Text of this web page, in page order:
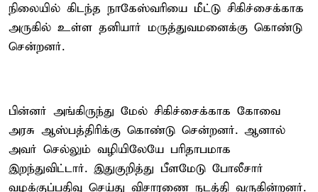
நிலையில் கிடந்த நாகேஸ்வரியை மீட்டு சிகிச்சைக்காக
அருகில் உள்ள தனியார் மருத்துவமனைக்கு கொண்டு
சென்றனர்.
பின்னர் அங்கிருந்து மேல் சிகிச்சைக்காக கோவை
அரசு ஆஸ்பத்திரிக்கு கொண்டு சென்றனர். ஆனால்
அவர் செல்லும் வழியிலேயே பரிதாபமாக
இறந்துவிட்டார். இதுகுறித்து பீளமேடு போலீசார்
வழக்குப்பதிவு செய்து விசாரணை நடத்தி வருகின்றனர்.